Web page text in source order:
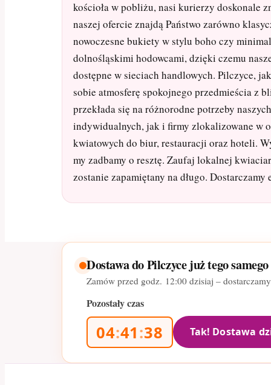
kościoła w pobliżu, nasi kurierzy doskonale
naszej ofercie znajdą Państwo zarówno
nowoczesne bukiety w stylu boho czy
dolnośląskimi hodowcami, dzięki czemu
dostępne w sieciach handlowych. Pilczyce,
sobie atmosferę spokojnego przedmieścia z
przekłada się na różnorodne potrzeby
indywidualnych, jak i firmy zlokalizowane w
kwiatowych do biur, restauracji oraz hoteli.
my zadbamy o resztę. Zaufaj lokalnej
zostanie zapamiętany na długo.
Dostawa do Pilczyce już tego
Zamów przed godz. 12:00 dzisiaj –
Pozostały czas
04:41:37 Tak! Dostawa